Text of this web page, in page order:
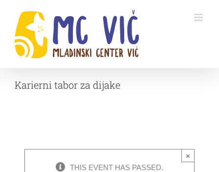
content
Karierni tabor za dijake
×
THIS EVENT HAS PASSED.